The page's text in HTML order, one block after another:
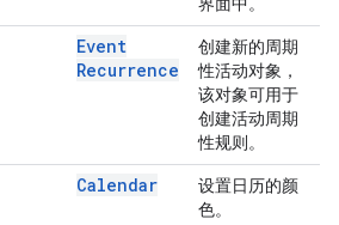
Event
Recurrence
创建新的周期
性活动对象，
该对象可用于
创建活动周期
性规则。
Calendar
设置日历的颜
色。